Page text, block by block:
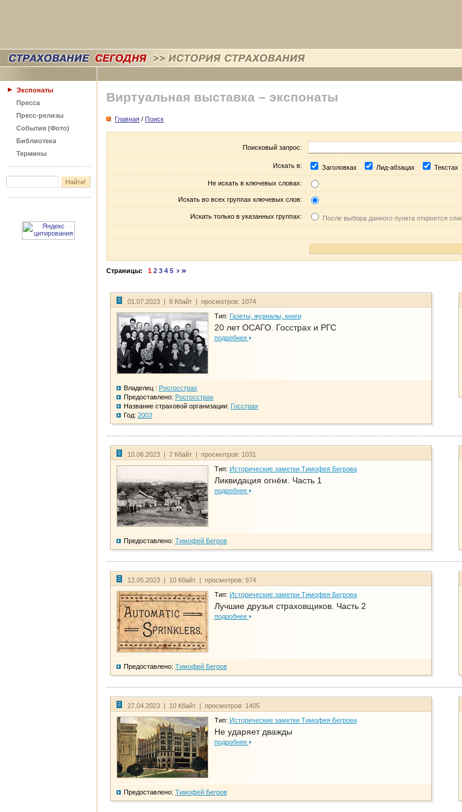
Экспонаты
Пресса
Пресс-релизы
События (Фото)
Библиотека
Термины
Виртуальная выставка – экспонаты
Главная / Поиск
Поисковый запрос:
Искать в: Заголовках Лид-абзацах Текстах
Не искать в ключевых словах:
Искать во всех группах ключевых слов:
Искать только в указанных группах: После выбора данного пункта откроется
Страницы: 1 2 3 4 5
01.07.2023 | 8 Кбайт | просмотров: 1074
Тип: Газеты, журналы, книги
20 лет ОСАГО. Госстрах и РГС
подробнее
Владелец : Росгосстрах
Предоставлено: Росгосстрах
Название страховой организации: Госстрах
Год: 2003
10.06.2023 | 7 Кбайт | просмотров: 1031
Тип: Исторические заметки Тимофея Бегрова
Ликвидация огнём. Часть 1
подробнее
Предоставлено: Тимофей Бегров
12.05.2023 | 10 Кбайт | просмотров: 974
Тип: Исторические заметки Тимофея Бегрова
Лучшие друзья страховщиков. Часть 2
подробнее
Предоставлено: Тимофей Бегров
27.04.2023 | 10 Кбайт | просмотров: 1405
Тип: Исторические заметки Тимофея Бегрова
Не ударяет дважды
подробнее
Предоставлено: Тимофей Бегров